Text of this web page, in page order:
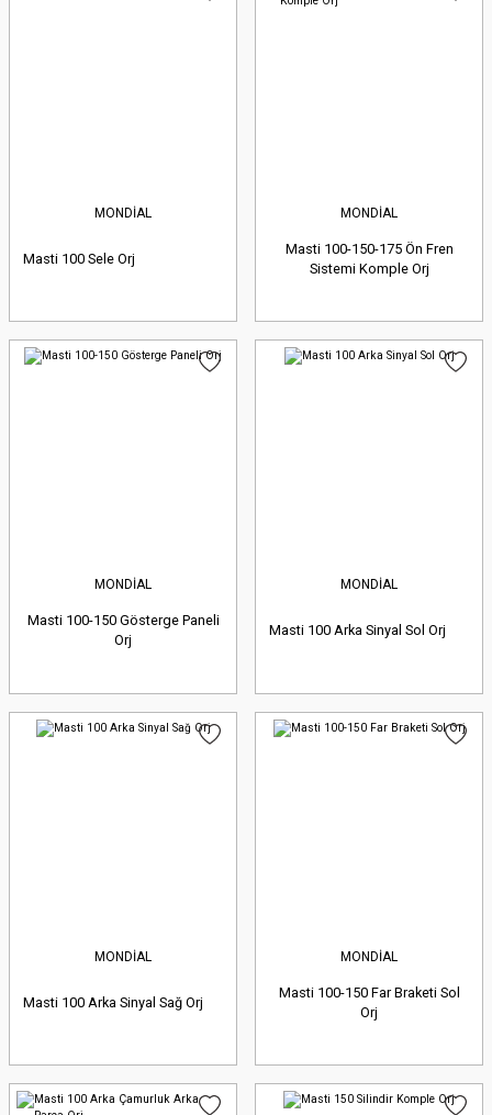
MONDİAL
Masti 100 Sele Orj
MONDİAL
Masti 100-150-175 Ön Fren
Sistemi Komple Orj
MONDİAL
Masti 100-150 Gösterge Paneli
Orj
MONDİAL
Masti 100 Arka Sinyal Sol Orj
MONDİAL
Masti 100 Arka Sinyal Sağ Orj
MONDİAL
Masti 100-150 Far Braketi Sol
Orj